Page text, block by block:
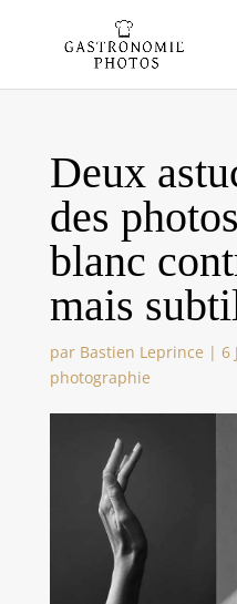
Deux
des
blanc
mais
par Bastien Leprince | 6
photographie